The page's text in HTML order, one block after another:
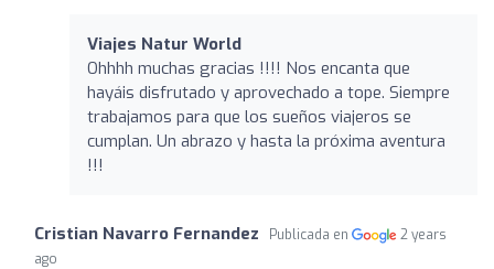
Viajes Natur World
Ohhhh muchas gracias !!!! Nos encanta que
hayáis disfrutado y aprovechado a tope. Siempre
trabajamos para que los sueños viajeros se
cumplan. Un abrazo y hasta la próxima aventura
!!!
Cristian Navarro Fernandez Publicada en
2 years
ago